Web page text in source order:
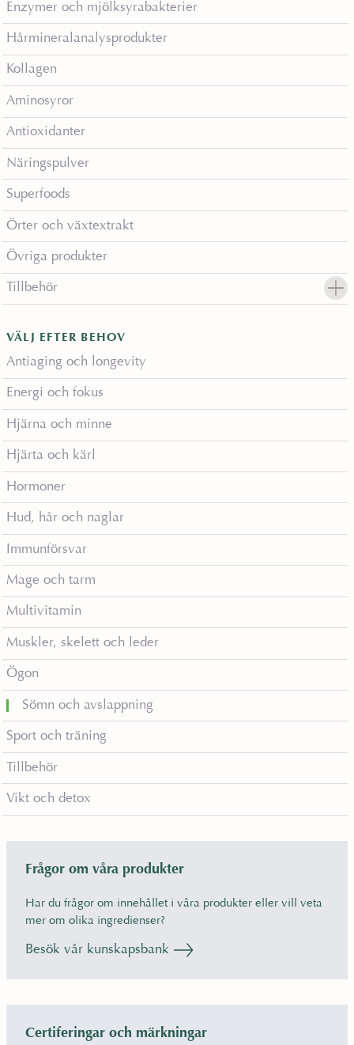
Enzymer och mjölksyrabakterier
Hårmineralanalysprodukter
Kollagen
Aminosyror
Antioxidanter
Näringspulver
Superfoods
Örter och växtextrakt
Övriga produkter
Tillbehör
VÄLJ EFTER BEHOV
Antiaging och longevity
Energi och fokus
Hjärna och minne
Hjärta och kärl
Hormoner
Hud, hår och naglar
Immunförsvar
Mage och tarm
Multivitamin
Muskler, skelett och leder
Ögon
Sömn och avslappning
Sport och träning
Tillbehör
Vikt och detox
Frågor om våra produkter
Har du frågor om innehållet i våra produkter eller vill veta
mer om olika ingredienser?
Besök vår kunskapsbank
Certiferingar och märkningar